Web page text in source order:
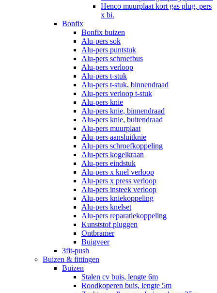
Henco muurplaat kort gas plug, pers
x bi.
Bonfix
Bonfix buizen
Alu-pers sok
Alu-pers puntstuk
Alu-pers schroefbus
Alu-pers verloop
Alu-pers t-stuk
Alu-pers t-stuk, binnendraad
Alu-pers verloop t-stuk
Alu-pers knie
Alu-pers knie, binnendraad
Alu-pers knie, buitendraad
Alu-pers muurplaat
Alu-pers aansluitknie
Alu-pers schroefkoppeling
Alu-pers kogelkraan
Alu-pers eindstuk
Alu-pers x knel verloop
Alu-pers x press verloop
Alu-pers insteek verloop
Alu-pers kniekoppeling
Alu-pers knelset
Alu-pers reparatiekoppeling
Kunststof pluggen
Ontbramer
Buigveer
3fit-push
Buizen & fittingen
Buizen
Stalen cv buis, lengte 6m
Roodkoperen buis, lengte 5m